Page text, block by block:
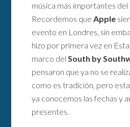
música más importantes del
Recordemos queApple
evento en Londres, sin
hizo por primera vez en
marco delSouth by
pensaron que ya no se
como es tradición, pero
ya conocemos las fechas y
presentes.